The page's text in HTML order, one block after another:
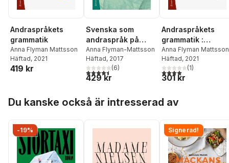
Andraspråkets
grammatik
Anna Flyman Mattsson
Häftad, 2021
419 kr
Svenska som
andraspråk på
språkvetenskaplig
grund
Anna Flyman-Mattsson
Häftad, 2017
4,5utav 5 stjärnor. Totalt antal röster:
(6)
429 kr
Andraspråkets
grammatik :
övningsbok
Anna Flyman Mattsson
Häftad, 2021
4,0utav 5 stjärnor.
(1)
301 kr
Du kanske också är intresserad av
-19% Signerad!